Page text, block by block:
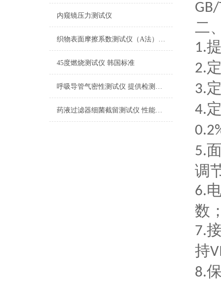
内窥镜压力测试仪
织物表面摩擦系数测试仪（A法） 检测准确
45度燃烧测试仪 韩国标准
呼吸导管气密性测试仪 提供检测方案
药液过滤器细菌截留测试仪 性能稳定
二
1.
2.
3.
4.
5.
调
6.
数
7.
持
8.